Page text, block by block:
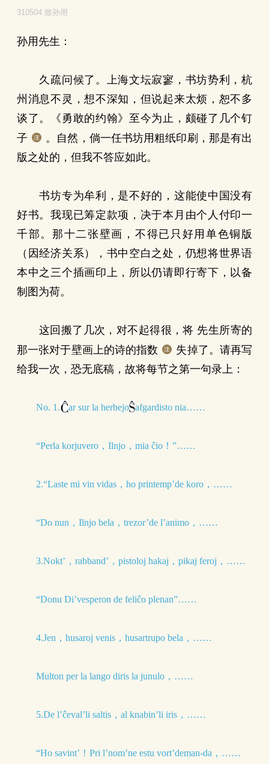
310504 致孙用
孙用先生：
久疏问候了。上海文坛寂寥，书坊势利，杭
州消息不灵，想不深知，但说起来太烦，恕不多
谈了。《勇敢的约翰》至今为止，颇碰了几个钉
子
。自然，倘一任书坊用粗纸印刷，那是有出
版之处的，但我不答应如此。
书坊专为牟利，是不好的，这能使中国没有
好书。我现已筹定款项，决于本月由个人付印一
千部。那十二张壁画，不得已只好用单色铜版
（因经济关系），书中空白之处，仍想将世界语
本中之三个插画印上，所以仍请即行寄下，以备
制图为荷。
这回搬了几次，对不起得很，将 先生所寄的
那一张对于壁画上的诗的指数
失掉了。请再写
给我一次，恐无底稿，故将每节之第一句录上：
No. 1. ar sur la herbejo afgardisto nia……
“Perla korjuvero，Ilnjo，mia ĉio！”……
2.“Laste mi vin vidas，ho printemp’de koro，……
“Do nun，Ilnjo bela，trezor’de l’animo，……
3.Nokt’，rabband’，pistoloj hakaj，pikaj feroj，……
“Donu Di’vesperon de feliĉo plenan”……
4.Jen，husaroj venis，husartrupo bela，……
Multon per la lango diris la junulo，……
5.De l’ĉeval’li saltis，al knabin’li iris，……
“Ho savint’！Pri l’nom’ne estu vort’deman-da，……